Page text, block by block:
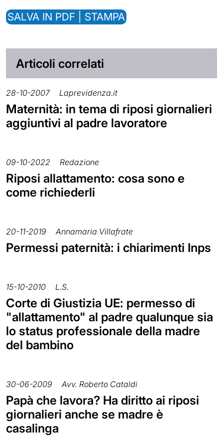
SALVA IN PDF | STAMPA
Articoli correlati
28-10-2007 Laprevidenza.it
Maternità: in tema di riposi giornalieri
aggiuntivi al padre lavoratore
09-10-2022 Redazione
Riposi allattamento: cosa sono e
come richiederli
20-11-2019 Annamaria Villafrate
Permessi paternità: i chiarimenti Inps
15-10-2010 L.S.
Corte di Giustizia UE: permesso di
"allattamento" al padre qualunque sia
lo status professionale della madre
del bambino
30-06-2009 Avv. Roberto Cataldi
Papà che lavora? Ha diritto ai riposi
giornalieri anche se madre è
casalinga